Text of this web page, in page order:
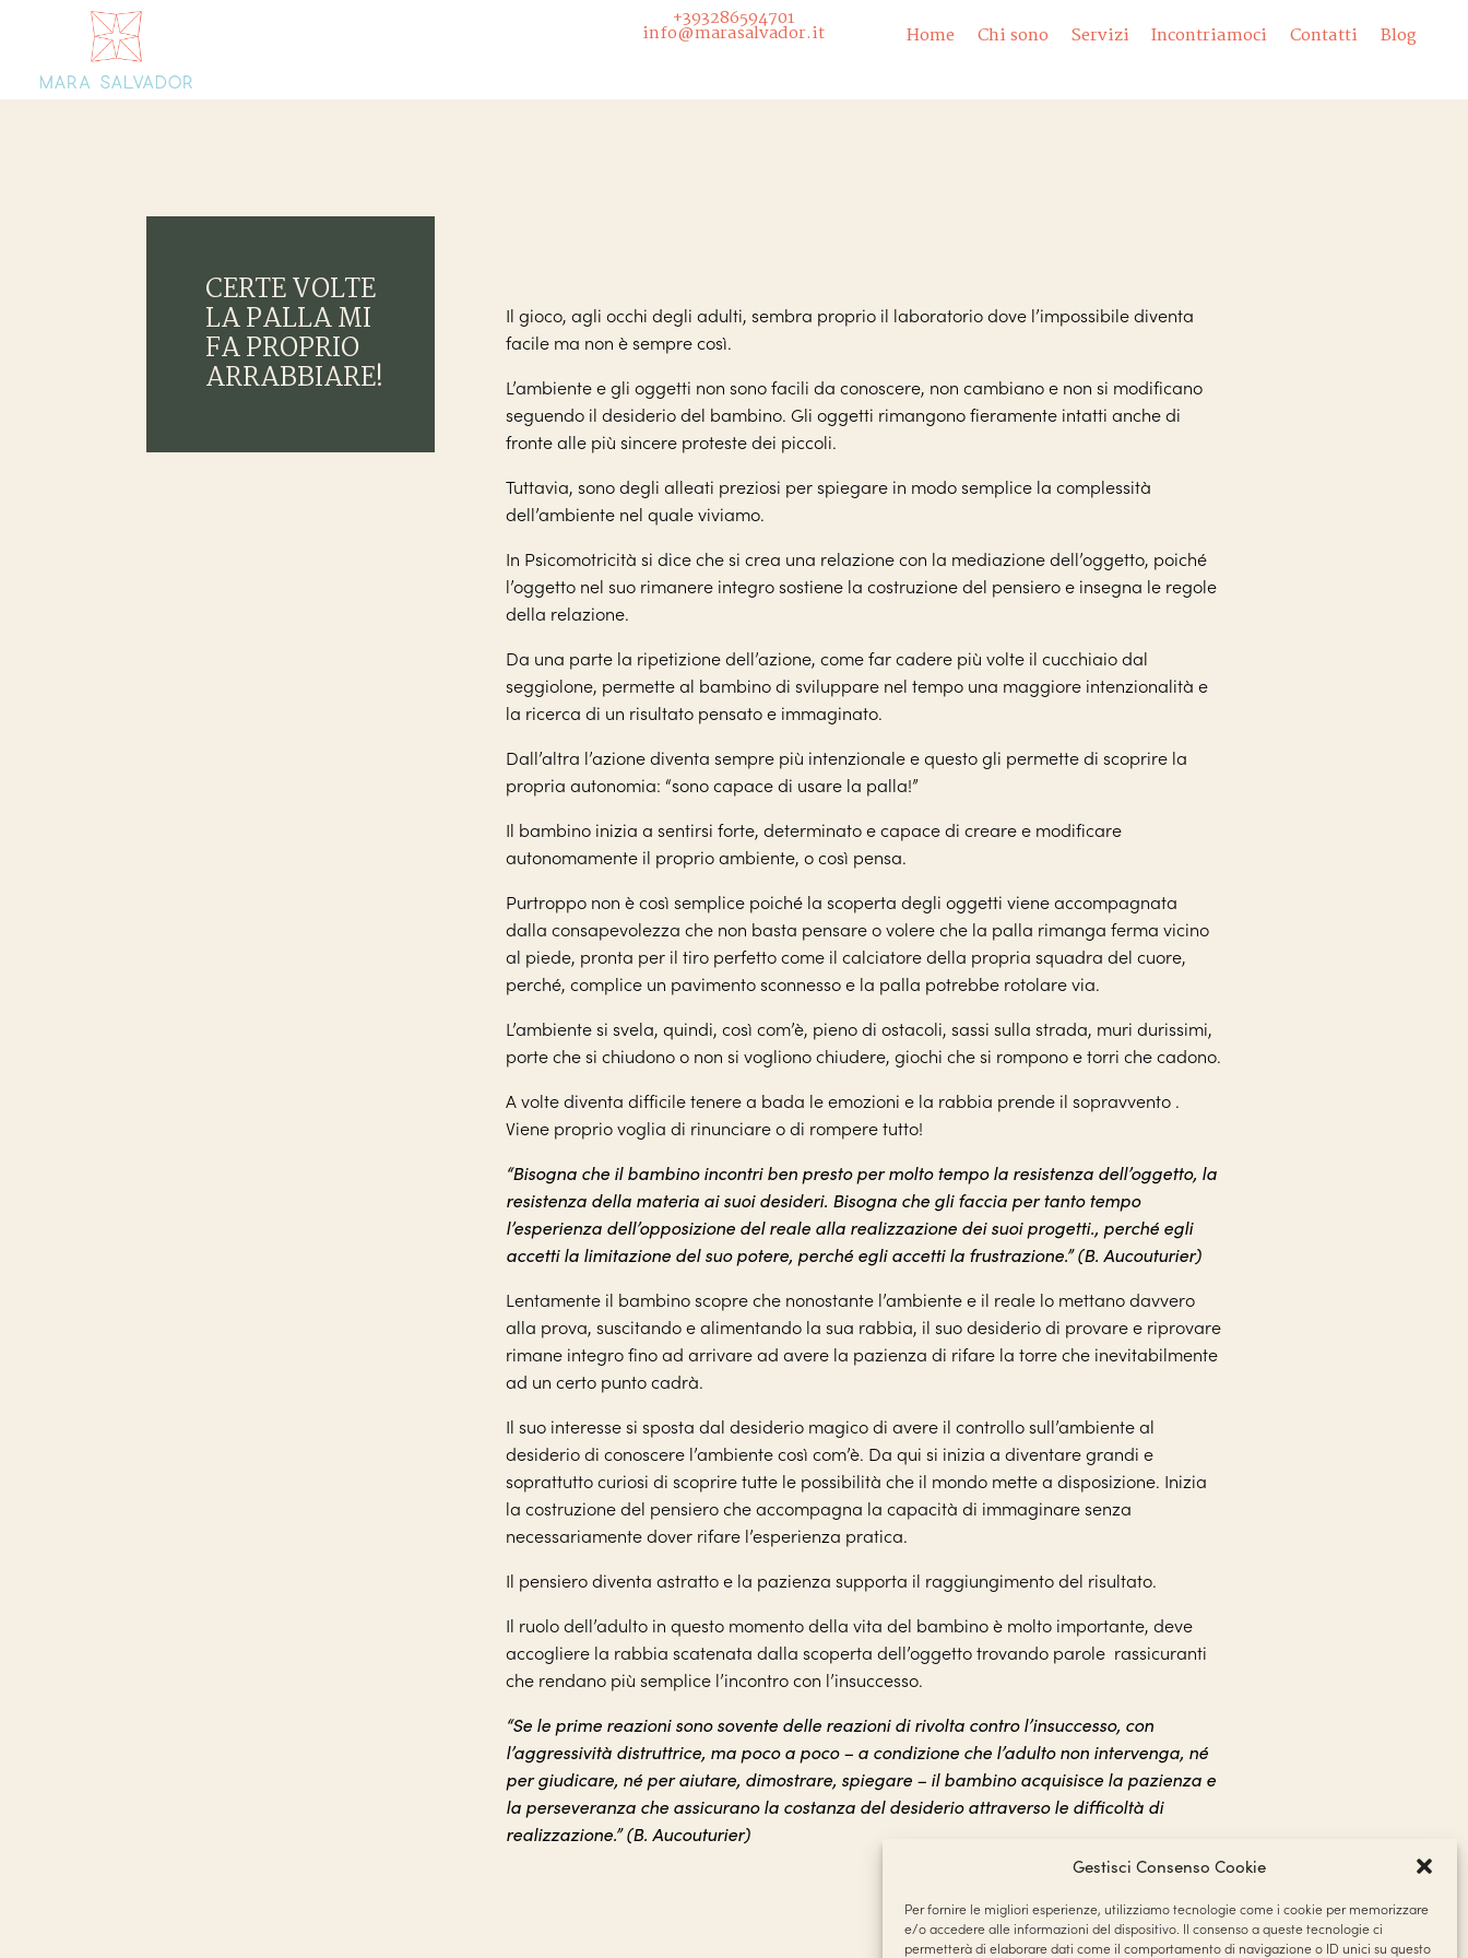
Gestisci Consenso Cookie
Per fornire le migliori esperienze, utilizziamo tecnologie come i cookie per memorizzare
e/o accedere alle informazioni del dispositivo. Il consenso a queste tecnologie ci
permetterà di elaborare dati come il comportamento di navigazione o ID unici su questo
+393286594701
info@marasalvador.it Home Chi sono Servizi Incontriamoci Contatti Blog
CERTE VOLTE
LA PALLA MI
FA PROPRIO
ARRABBIARE!
Il gioco, agli occhi degli adulti, sembra proprio il laboratorio dove l’impossibile diventa
facile ma non è sempre così.
L’ambiente e gli oggetti non sono facili da conoscere, non cambiano e non si modificano
seguendo il desiderio del bambino. Gli oggetti rimangono fieramente intatti anche di
fronte alle più sincere proteste dei piccoli.
Tuttavia, sono degli alleati preziosi per spiegare in modo semplice la complessità
dell’ambiente nel quale viviamo.
In Psicomotricità si dice che si crea una relazione con la mediazione dell’oggetto, poiché
l’oggetto nel suo rimanere integro sostiene la costruzione del pensiero e insegna le regole
della relazione.
Da una parte la ripetizione dell’azione, come far cadere più volte il cucchiaio dal
seggiolone, permette al bambino di sviluppare nel tempo una maggiore intenzionalità e
la ricerca di un risultato pensato e immaginato.
Dall’altra l’azione diventa sempre più intenzionale e questo gli permette di scoprire la
propria autonomia: “sono capace di usare la palla!”
Il bambino inizia a sentirsi forte, determinato e capace di creare e modificare
autonomamente il proprio ambiente, o così pensa.
Purtroppo non è così semplice poiché la scoperta degli oggetti viene accompagnata
dalla consapevolezza che non basta pensare o volere che la palla rimanga ferma vicino
al piede, pronta per il tiro perfetto come il calciatore della propria squadra del cuore,
perché, complice un pavimento sconnesso e la palla potrebbe rotolare via.
L’ambiente si svela, quindi, così com’è, pieno di ostacoli, sassi sulla strada, muri durissimi,
porte che si chiudono o non si vogliono chiudere, giochi che si rompono e torri che cadono.
A volte diventa difficile tenere a bada le emozioni e la rabbia prende il sopravvento .
Viene proprio voglia di rinunciare o di rompere tutto!
“Bisogna che il bambino incontri ben presto per molto tempo la resistenza dell’oggetto, la
resistenza della materia ai suoi desideri. Bisogna che gli faccia per tanto tempo
l’esperienza dell’opposizione del reale alla realizzazione dei suoi progetti., perché egli
accetti la limitazione del suo potere, perché egli accetti la frustrazione.” (B. Aucouturier)
Lentamente il bambino scopre che nonostante l’ambiente e il reale lo mettano davvero
alla prova, suscitando e alimentando la sua rabbia, il suo desiderio di provare e riprovare
rimane integro fino ad arrivare ad avere la pazienza di rifare la torre che inevitabilmente
ad un certo punto cadrà.
Il suo interesse si sposta dal desiderio magico di avere il controllo sull’ambiente al
desiderio di conoscere l’ambiente così com’è. Da qui si inizia a diventare grandi e
soprattutto curiosi di scoprire tutte le possibilità che il mondo mette a disposizione. Inizia
la costruzione del pensiero che accompagna la capacità di immaginare senza
necessariamente dover rifare l’esperienza pratica.
Il pensiero diventa astratto e la pazienza supporta il raggiungimento del risultato.
Il ruolo dell’adulto in questo momento della vita del bambino è molto importante, deve
accogliere la rabbia scatenata dalla scoperta dell’oggetto trovando parole rassicuranti
che rendano più semplice l’incontro con l’insuccesso.
“Se le prime reazioni sono sovente delle reazioni di rivolta contro l’insuccesso, con
l’aggressività distruttrice, ma poco a poco – a condizione che l’adulto non intervenga, né
per giudicare, né per aiutare, dimostrare, spiegare – il bambino acquisisce la pazienza e
la perseveranza che assicurano la costanza del desiderio attraverso le difficoltà di
realizzazione.” (B. Aucouturier)